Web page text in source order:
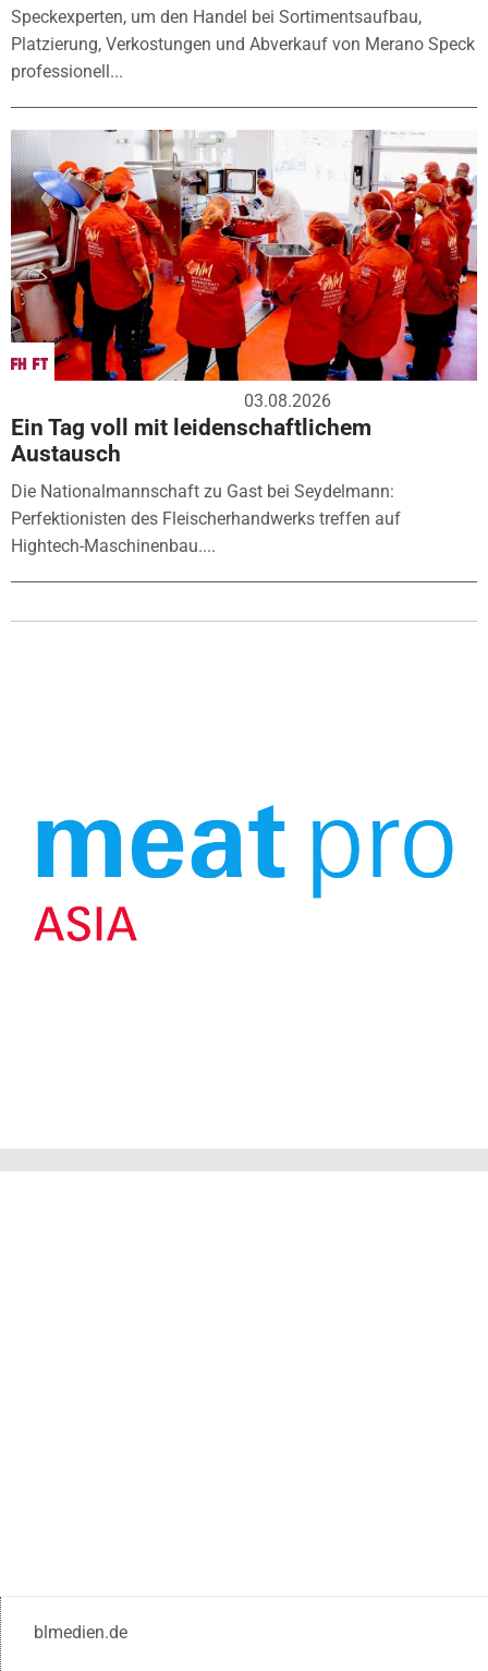
Speckexperten, um den Handel bei Sortimentsaufbau,
Platzierung, Verkostungen und Abverkauf von Merano Speck
professionell...
03.08.2026
Ein Tag voll mit leidenschaftlichem
Austausch
Die Nationalmannschaft zu Gast bei Seydelmann:
Perfektionisten des Fleischerhandwerks treffen auf
Hightech-Maschinenbau....
blmedien.de